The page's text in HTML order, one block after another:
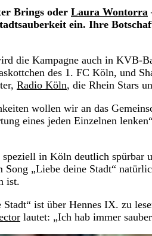
Brings oder Laura Wontorra
ein. Ihre
die Kampagne auch in KVB-
des 1. FC Köln, und
Radio Köln, die Rhein Stars
wollen wir an das
eines jeden Einzelnen
in Köln deutlich spürbar
„Liebe deine Stadt“
ist.
Stadt“ ist über Hennes IX. zu
lautet: „Ich hab immer